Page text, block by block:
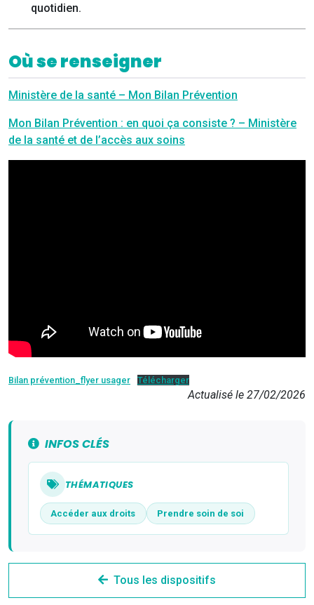
quotidien.
Où se renseigner
Ministère de la santé – Mon Bilan Prévention
Mon Bilan Prévention : en quoi ça consiste ? – Ministère
de la santé et de l’accès aux soins
Bilan prévention_flyer usager Télécharger
Actualisé le 27/02/2026
INFOS CLÉS
THÉMATIQUES
Accéder aux droits Prendre soin de soi
Tous les dispositifs